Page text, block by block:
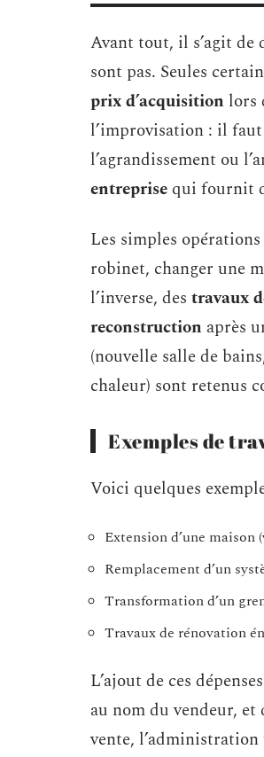
Avant tout, il s’agit de
sont pas. Seules
prix d’acquisition lors
l’improvisation : il
l’agrandissement ou
entreprise qui fournit
Les simples
robinet, changer une
l’inverse, des travaux
reconstruction après
(nouvelle salle de
chaleur) sont retenus
Exemples de
Voici quelques
Extension d’une maison
Remplacement d’un
Transformation d’un
Travaux de rénovation
L’ajout de ces
au nom du vendeur,
vente,